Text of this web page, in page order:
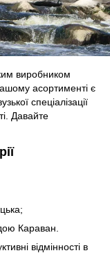
виробником
асортименті є
спеціалізації
Давайте
Караван.
відмінності в